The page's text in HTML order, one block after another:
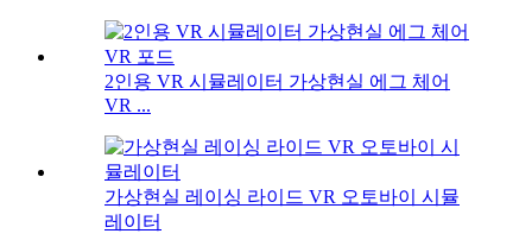
2인용 VR 시뮬레이터 가상현실 에그 체어
VR ...
가상현실 레이싱 라이드 VR 오토바이 시뮬
레이터